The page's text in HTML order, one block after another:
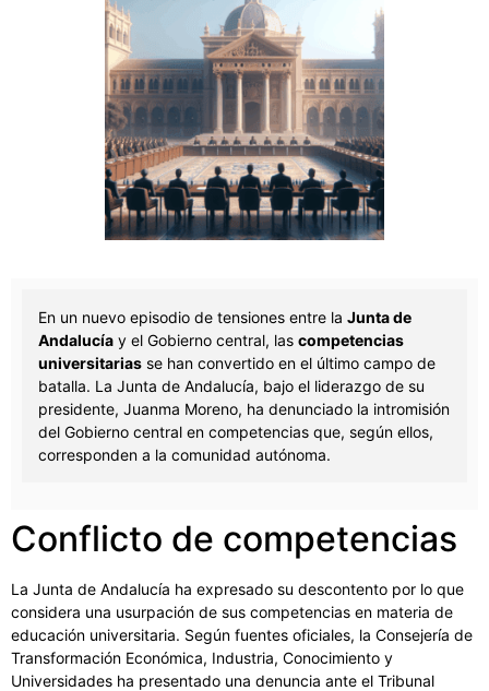
En un nuevo episodio de tensiones entre la Junta de
Andalucía y el Gobierno central, las competencias
universitarias se han convertido en el último campo de
batalla. La Junta de Andalucía, bajo el liderazgo de su
presidente, Juanma Moreno, ha denunciado la intromisión
del Gobierno central en competencias que, según ellos,
corresponden a la comunidad autónoma.
Conflicto de competencias
La Junta de Andalucía ha expresado su descontento por lo que
considera una usurpación de sus competencias en materia de
educación universitaria. Según fuentes oficiales, la Consejería de
Transformación Económica, Industria, Conocimiento y
Universidades ha presentado una denuncia ante el Tribunal